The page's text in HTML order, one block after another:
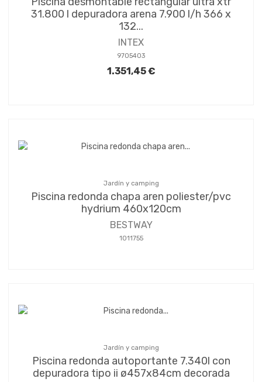
31.800 l depuradora arena 7.900 l/h 366 x
132...
INTEX
9705403
1.351,45 €
Jardín y camping
Piscina redonda chapa aren poliester/pvc
hydrium 460x120cm
BESTWAY
1011755
Jardín y camping
Piscina redonda autoportante 7.340l con
depuradora tipo ii ø457x84cm decorada